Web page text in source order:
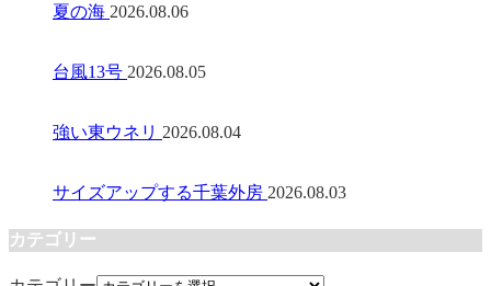
夏の海 2026.08.06
台風13号 2026.08.05
強い東ウネリ 2026.08.04
サイズアップする千葉外房 2026.08.03
カテゴリー